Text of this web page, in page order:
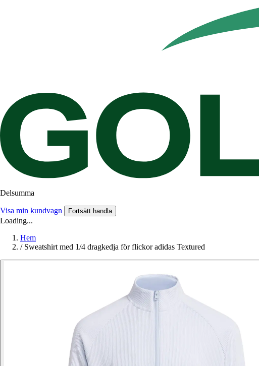
Delsumma
Visa min kundvagn Fortsätt handla
Loading...
Hem
/ Sweatshirt med 1/4 dragkedja för flickor adidas Textured